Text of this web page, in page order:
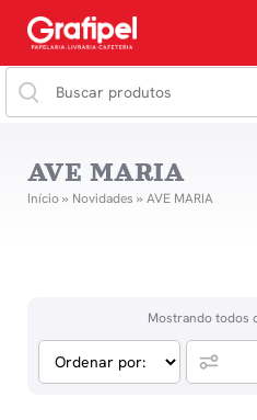
AVE MARIA
Início» Novidades » AVE MARIA
Mostrando todos